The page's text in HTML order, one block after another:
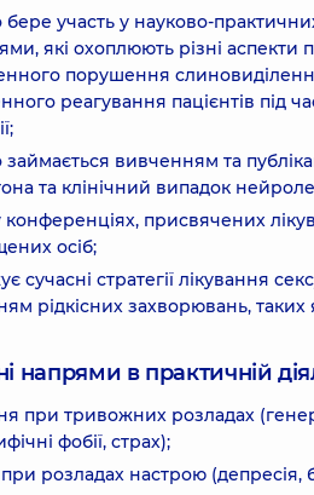
бере участь у науково-
які охоплюють різні аспекти
порушення
реагування пацієнтів під
займається вивченням та
та клінічний випадок
конференціях, присвячених
осіб;
сучасні стратегії лікування
рідкісних захворювань,
напрями в практичній
при тривожних розладах
фобії, страх);
при розладах настрою